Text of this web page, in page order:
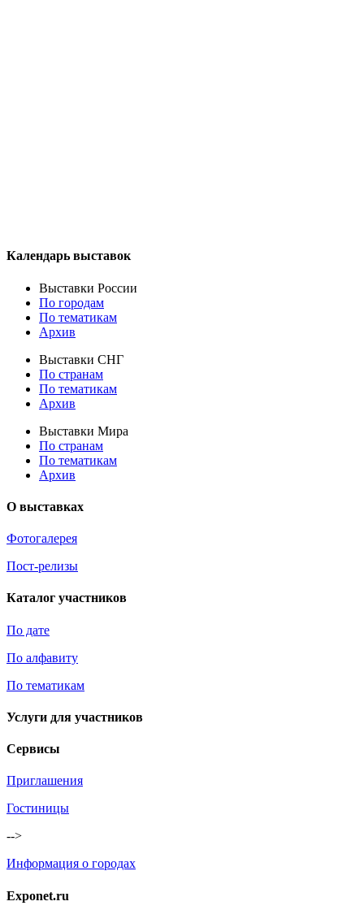
Календарь выставок
Выставки России
По городам
По тематикам
Архив
Выставки СНГ
По странам
По тематикам
Архив
Выставки Мира
По странам
По тематикам
Архив
О выставках
Фотогалерея
Пост-релизы
Каталог участников
По дате
По алфавиту
По тематикам
Услуги для участников
Сервисы
Приглашения
Гостиницы
-->
Информация о городах
Exponet.ru